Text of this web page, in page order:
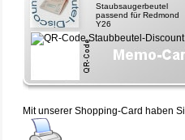
Staubsaugerbeutel
passend für Redmond
Y26
Mit unserer Shopping-Card haben